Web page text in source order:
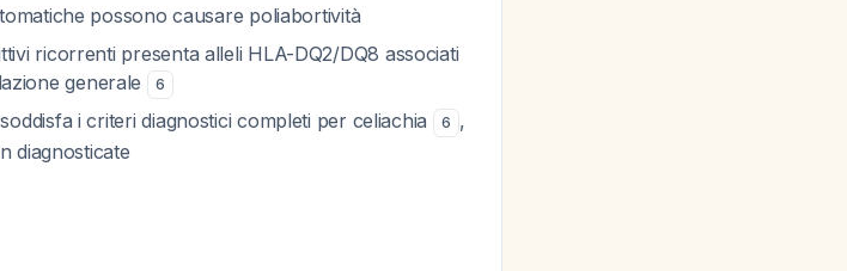
possono causare poliabortività
ricorrenti presenta alleli HLA-DQ2/DQ8 associati
generale
6
i criteri diagnostici completi per celiachia 6 ,
diagnosticate